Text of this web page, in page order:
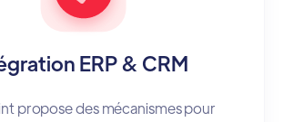
ERP & CRM
propose des mécanismes pour